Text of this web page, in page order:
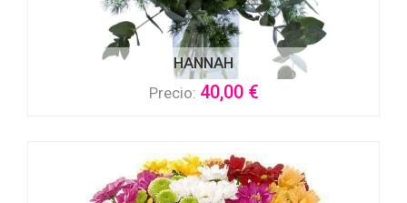
HANNAH
Precio: 40,00 €